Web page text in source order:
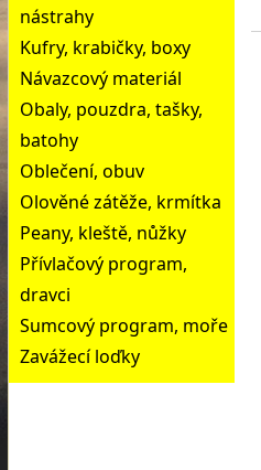
nástrahy
Kufry, krabičky, boxy
Návazcový materiál
Obaly, pouzdra, tašky,
batohy
Oblečení, obuv
Olověné zátěže, krmítka
Peany, kleště, nůžky
Přívlačový program,
dravci
Sumcový program, moře
Zavážecí loďky